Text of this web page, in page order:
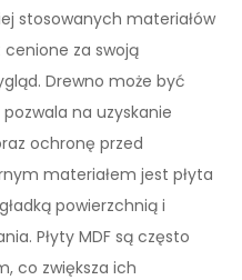
stosowanych materiałów
cenione za swoją
Drewno może być
na uzyskanie
ochronę przed
materiałem jest płyta
powierzchnią i
Płyty MDF są często
co zwiększa ich